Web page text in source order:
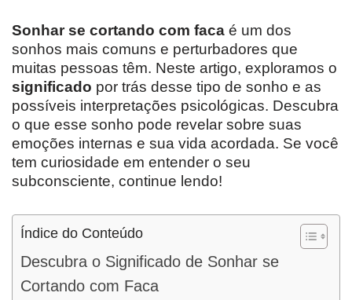
Sonhar se cortando com faca é um dos
sonhos mais comuns e perturbadores que
muitas pessoas têm. Neste artigo, exploramos o
significado por trás desse tipo de sonho e as
possíveis interpretações psicológicas. Descubra
o que esse sonho pode revelar sobre suas
emoções internas e sua vida acordada. Se você
tem curiosidade em entender o seu
subconsciente, continue lendo!
Índice do Conteúdo
Descubra o Significado de Sonhar se
Cortando com Faca